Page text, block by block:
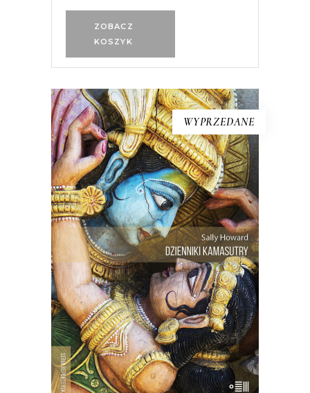
ZOBACZ
KOSZYK
WYPRZEDANE